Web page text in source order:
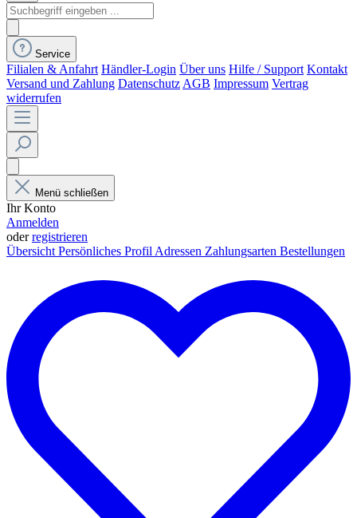
Service
Filialen & Anfahrt Händler-Login Über uns Hilfe / Support Kontakt
Versand und Zahlung Datenschutz AGB Impressum Vertrag
widerrufen
Menü schließen
Ihr Konto
Anmelden
oderregistrieren
Übersicht Persönliches Profil Adressen Zahlungsarten Bestellungen